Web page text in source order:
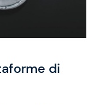
di